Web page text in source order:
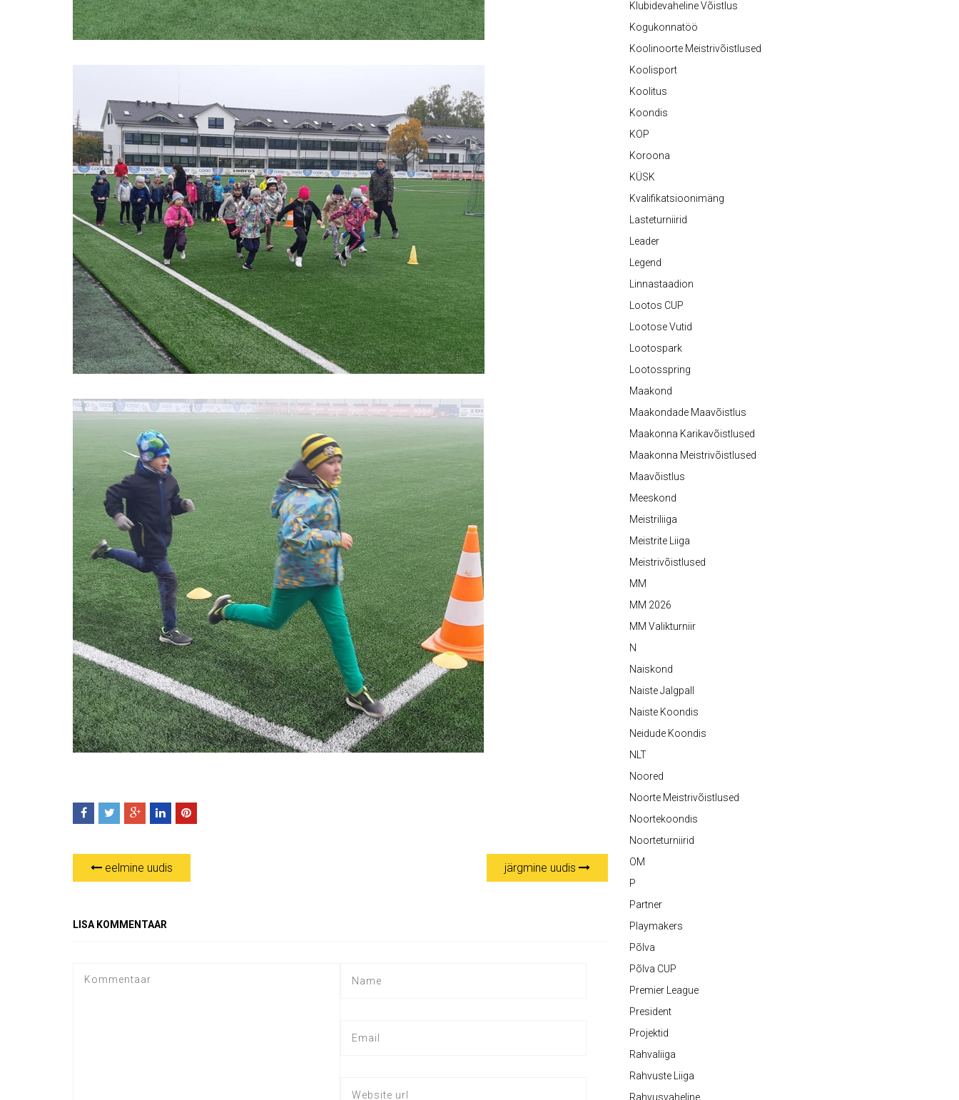
eelmine uudis järgmine uudis
LISA KOMMENTAAR
Klubidevaheline Võistlus
Kogukonnatöö
Koolinoorte Meistrivõistlused
Koolisport
Koolitus
Koondis
KOP
Koroona
KÜSK
Kvalifikatsioonimäng
Lasteturniirid
Leader
Legend
Linnastaadion
Lootos CUP
Lootose Vutid
Lootospark
Lootosspring
Maakond
Maakondade Maavõistlus
Maakonna Karikavõistlused
Maakonna Meistrivõistlused
Maavõistlus
Meeskond
Meistriliiga
Meistrite Liiga
Meistrivõistlused
MM
MM 2026
MM Valikturniir
N
Naiskond
Naiste Jalgpall
Naiste Koondis
Neidude Koondis
NLT
Noored
Noorte Meistrivõistlused
Noortekoondis
Noorteturniirid
OM
P
Partner
Playmakers
Põlva
Põlva CUP
Premier League
President
Projektid
Rahvaliiga
Rahvuste Liiga
Rahvusvaheline